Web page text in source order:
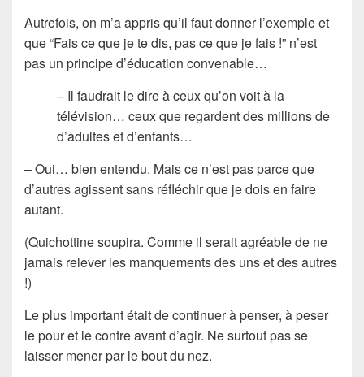
Autrefois, on m’a appris qu’il faut donner l’exemple et
que “Fais ce que je te dis, pas ce que je fais !” n’est
pas un principe d’éducation convenable…
– Il faudrait le dire à ceux qu’on voit à la
télévision… ceux que regardent des millions de
d’adultes et d’enfants…
– Oui… bien entendu. Mais ce n’est pas parce que
d’autres agissent sans réfléchir que je dois en faire
autant.
(Quichottine soupira. Comme il serait agréable de ne
jamais relever les manquements des uns et des autres
!)
Le plus important était de continuer à penser, à peser
le pour et le contre avant d’agir. Ne surtout pas se
laisser mener par le bout du nez.